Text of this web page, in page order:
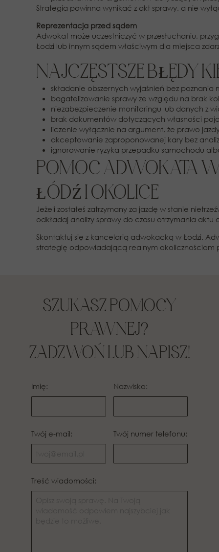
Strategia powinna wynikać z akt sprawy, a nie
Reprezentacja przed sądem
Adwokat może uczestniczyć w przesłuchaniu,
Łodzi lub innym sądem właściwym dla miejsca
NAJCZĘSTSZE BŁĘDY
składanie obszernych wyjaśnień bez
bagatelizowanie sprawy ze względu na brak
niezabezpieczenie monitoringu lub danych z
brak dokumentów dotyczących własności
liczenie wyłącznie na argument, że prawo
akceptowanie zaproponowanej kary bez
ignorowanie ryzyka przepadku samochodu
POMOC ADWOKATA
ŁÓDŹ I OKOLICE
Jeżeli zostałeś zatrzymany za jazdę w stanie
odkładaj analizy sprawy do czasu otrzymania aktu
Skontaktuj się z kancelarią adwokacką w Łodzi.
strategię odpowiadającą realnym okolicznościom
SZUKASZ POMOCY
PRAWNEJ?
ZADZWOŃ LUB NAPISZ!
Imię: Nazwisko:
Twój e-mail: Twój numer telefonu:
Treść wiadomości: